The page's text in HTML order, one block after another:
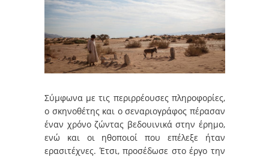
Σύμφωνα με τις περιρρέουσες πληροφορίες,
ο σκηνοθέτης και ο σεναριογράφος πέρασαν
έναν χρόνο ζώντας βεδουινικά στην έρημο,
ενώ και οι ηθοποιοί που επέλεξε ήταν
ερασιτέχνες. Έτσι, προσέδωσε στο έργο την